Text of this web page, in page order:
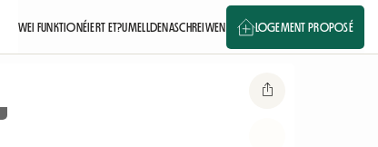
WEI FUNKTIONÉIERT ET?UMELLDENASCHREIWEN LOGEMENT PROPOSÉ